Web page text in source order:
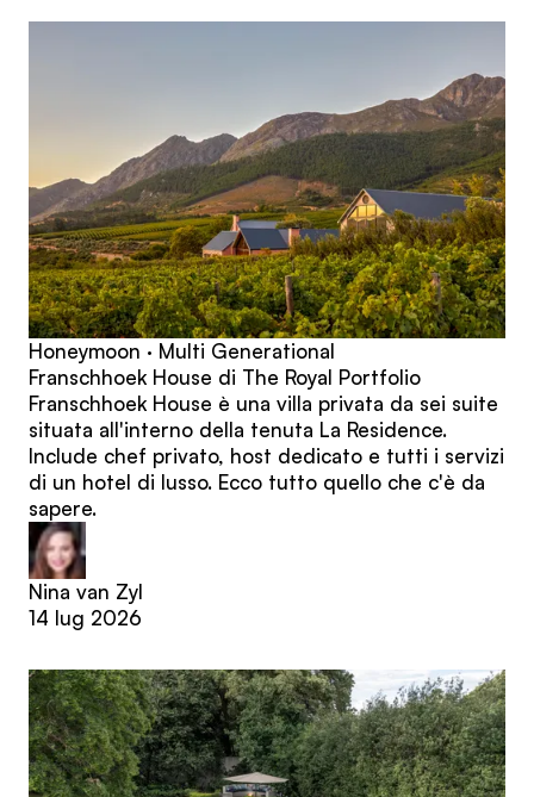
Honeymoon · Multi Generational
Franschhoek House di The Royal Portfolio
Franschhoek House è una villa privata da sei suite
situata all'interno della tenuta La Residence.
Include chef privato, host dedicato e tutti i servizi
di un hotel di lusso. Ecco tutto quello che c'è da
sapere.
Nina van Zyl
14 lug 2026